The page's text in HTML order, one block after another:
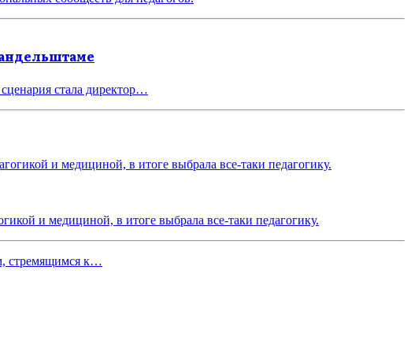
стала директор…
и медициной, в итоге выбрала все-таки педагогику.
стремящимся к…